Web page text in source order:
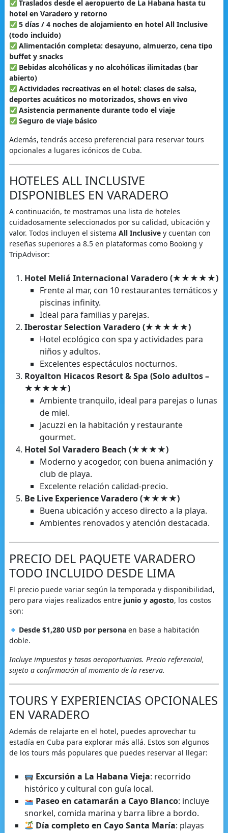
Traslados desde el aeropuerto de La Habana hasta tu
hotel en Varadero y retorno
5 días / 4 noches de alojamiento en hotel All Inclusive
(todo incluido)
Alimentación completa: desayuno, almuerzo, cena tipo
buffet y snacks
Bebidas alcohólicas y no alcohólicas ilimitadas (bar
abierto)
Actividades recreativas en el hotel: clases de salsa,
deportes acuáticos no motorizados, shows en vivo
Asistencia permanente durante todo el viaje
Seguro de viaje básico
Además, tendrás acceso preferencial para reservar tours
opcionales a lugares icónicos de Cuba.
HOTELES ALL INCLUSIVE
DISPONIBLES EN VARADERO
A continuación, te mostramos una lista de hoteles
cuidadosamente seleccionados por su calidad, ubicación y
valor. Todos incluyen el sistema All Inclusivey cuentan con
reseñas superiores a 8.5 en plataformas como Booking y
TripAdvisor:
Hotel Meliá Internacional Varadero (★★★★★)
Frente al mar, con 10 restaurantes temáticos y
piscinas infinity.
Ideal para familias y parejas.
Iberostar Selection Varadero (★★★★★)
Hotel ecológico con spa y actividades para
niños y adultos.
Excelentes espectáculos nocturnos.
Royalton Hicacos Resort & Spa (Solo adultos –
★★★★★)
Ambiente tranquilo, ideal para parejas o lunas
de miel.
Jacuzzi en la habitación y restaurante
gourmet.
Hotel Sol Varadero Beach (★★★★)
Moderno y acogedor, con buena animación y
club de playa.
Excelente relación calidad-precio.
Be Live Experience Varadero (★★★★)
Buena ubicación y acceso directo a la playa.
Ambientes renovados y atención destacada.
PRECIO DEL PAQUETE VARADERO
TODO INCLUIDO DESDE LIMA
El precio puede variar según la temporada y disponibilidad,
pero para viajes realizados entre junio y agosto, los costos
son:
Desde $1,280 USD por persona en base a habitación
doble.
Incluye impuestos y tasas aeroportuarias. Precio referencial,
sujeto a confirmación al momento de la reserva.
TOURS Y EXPERIENCIAS OPCIONALES
EN VARADERO
Además de relajarte en el hotel, puedes aprovechar tu
estadía en Cuba para explorar más allá. Estos son algunos
de los tours más populares que puedes reservar al llegar:
Excursión a La Habana Vieja: recorrido
histórico y cultural con guía local.
Paseo en catamarán a Cayo Blanco: incluye
snorkel, comida marina y barra libre a bordo.
Día completo en Cayo Santa María: playas